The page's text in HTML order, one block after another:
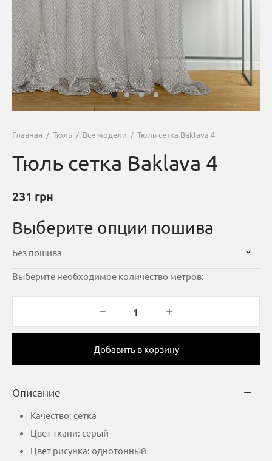
Главная / Тюль / Все модели / Тюль сетка Baklava 4
Тюль сетка Baklava 4
231 грн
Выберите опции пошива
Выберите необходимое количество метров:
Добавить в корзину
Описание
Качество: сетка
Цвет ткани: серый
Цвет рисунка: однотонный